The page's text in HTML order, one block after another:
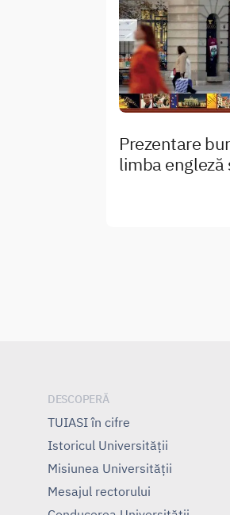
Prezentare
limba engleză
DESCOPERĂ
TUIASI în cifre
Istoricul Universităţii
Misiunea Universităţii
Mesajul rectorului